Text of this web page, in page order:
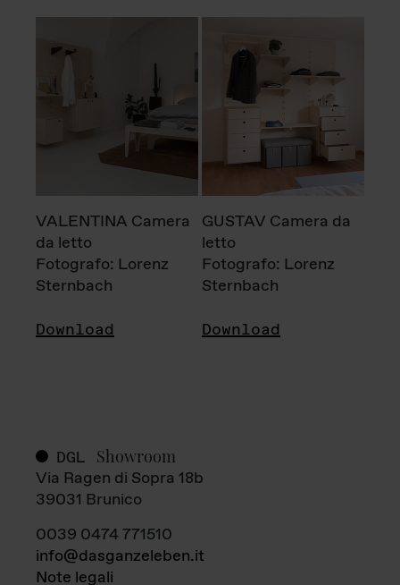
VALENTINA Camera
da letto
Fotografo: Lorenz
Sternbach
Download
GUSTAV Camera da
letto
Fotografo: Lorenz
Sternbach
Download
DGL Showroom
Via Ragen di Sopra 18b
39031 Brunico
0039 0474 771510
info@dasganzeleben.it
Note legali